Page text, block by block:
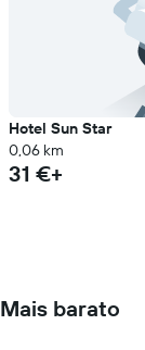
Hotel Sun Star
0,06 km
31 €+
Mais barato